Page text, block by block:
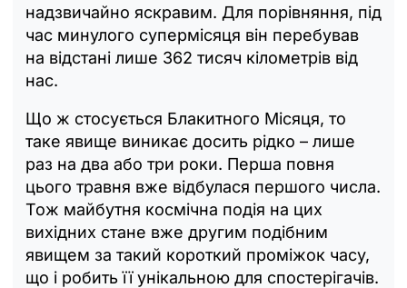
надзвичайно яскравим. Для порівняння, під
час минулого супермісяця він перебував
на відстані лише 362 тисяч кілометрів від
нас.
Що ж стосується Блакитного Місяця, то
таке явище виникає досить рідко – лише
раз на два або три роки. Перша повня
цього травня вже відбулася першого числа.
Тож майбутня космічна подія на цих
вихідних стане вже другим подібним
явищем за такий короткий проміжок часу,
що і робить її унікальною для спостерігачів.